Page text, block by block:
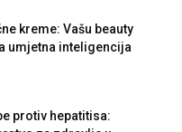
kreme: Vašu beauty
umjetna inteligencija
protiv hepatitisa: